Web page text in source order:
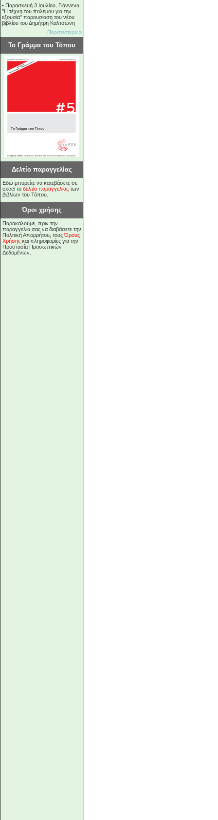
• Παρασκευή 3 Ιουλίου, Γιάννενα:
"Η τέχνη του πολέμου για την
εξουσία" παρουσίαση του νέου
βιβλίου του Δημήτρη Καλτσώνη
Περισσότερα »
Το Γράμμα του Τόπου
Δελτίο παραγγελίας
Εδώ μπορείτε να κατεβάσετε σε
excel το δελτίο παραγγελίας των
βιβλίων του Τόπου.
Όροι χρήσης
Παρακαλούμε, πριν την
παραγγελία σας να διαβάσετε την
Πολιτική Απορρήτου, τουςΌρους
Χρήσης και πληροφορίες για την
Προστασία Προσωπικών
Δεδομένων.